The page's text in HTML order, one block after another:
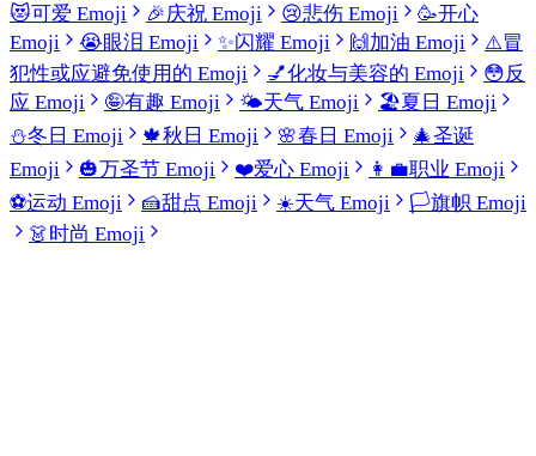
😻可爱 Emoji 🎉庆祝 Emoji 😢悲伤 Emoji 🥳开心
Emoji
😭眼泪 Emoji ✨闪耀 Emoji 🙌加油 Emoji ⚠️冒
犯性或应避免使用的 Emoji
💅化妆与美容的 Emoji 😳反
应 Emoji
🤪有趣 Emoji 🌤️天气 Emoji 🏖️夏日 Emoji
⛄冬日 Emoji 🍁秋日 Emoji 🌸春日 Emoji 🎄圣诞
Emoji
🎃万圣节 Emoji ❤️爱心 Emoji 👩‍💼职业 Emoji
⚽运动 Emoji 🍰甜点 Emoji ☀️天气 Emoji 🏳️旗帜 Emoji
👗时尚 Emoji